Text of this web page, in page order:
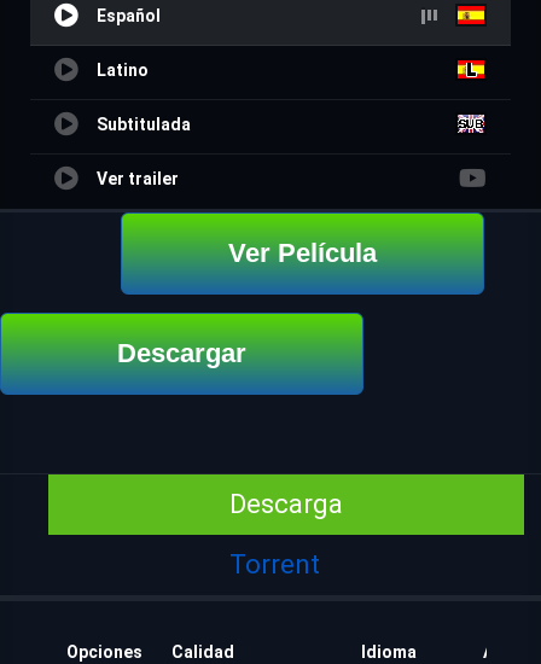
Español
Latino
Subtitulada
Ver trailer
Ver Película
Descargar
Descarga
Torrent
Opciones Calidad Idioma